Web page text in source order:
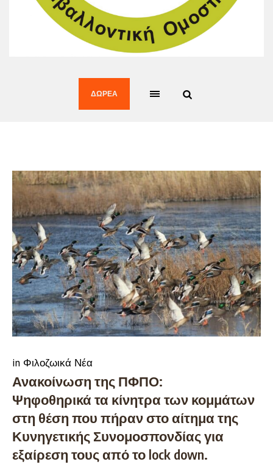
ΔΩΡΕΆ
in Φιλοζωικά Νέα
Ανακοίνωση της ΠΦΠΟ:
Ψηφοθηρικά τα κίνητρα των κομμάτων
στη θέση που πήραν στο αίτημα της
Κυνηγετικής Συνομοσπονδίας για
εξαίρεση τους από το lock down.